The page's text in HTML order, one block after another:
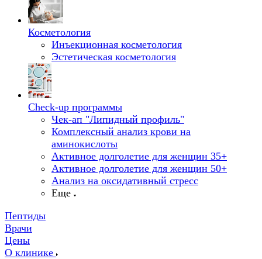
Косметология
Инъекционная косметология
Эстетическая косметология
Check-up программы
Чек-ап "Липидный профиль"
Комплексный анализ крови на
аминокислоты
Активное долголетие для женщин 35+
Активное долголетие для женщин 50+
Анализ на оксидативный стресс
Еще
Пептиды
Врачи
Цены
О клинике